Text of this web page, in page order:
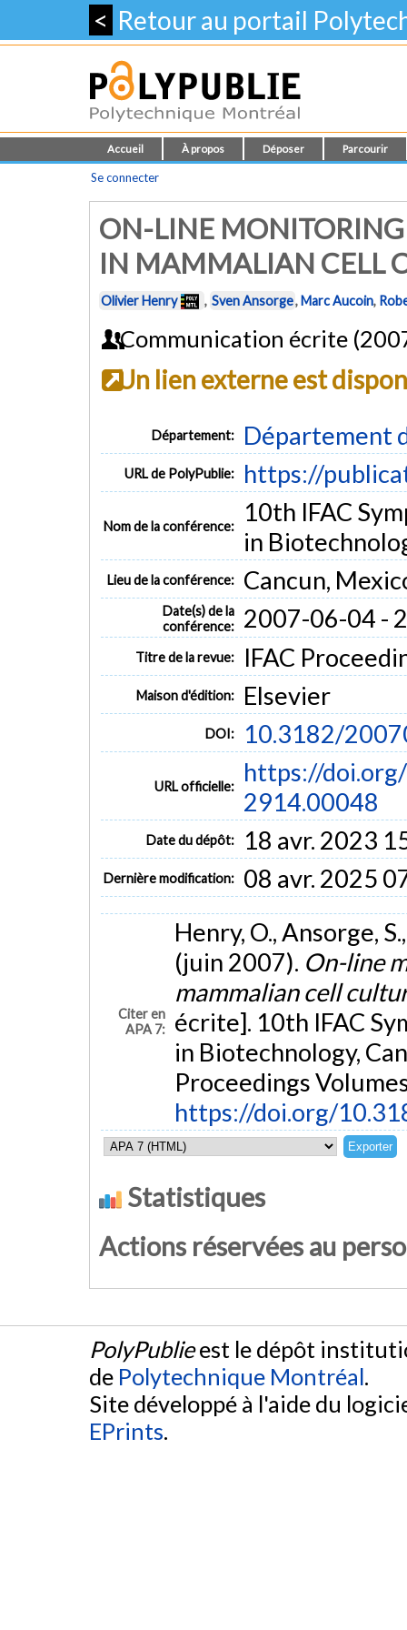
< Retour au portail
Accueil À propos Déposer Parcourir
Se connecter
ON-LINE MONITORING
IN MAMMALIAN CELL
Olivier Henry , Sven Ansorge,Marc Aucoin,
Communication écrite
Un lien externe est
Département: Département
URL de PolyPublie: https://
Nom de la conférence:
10th IFAC
in
Lieu de la conférence: Cancun,
Date(s) de la
conférence:
2007-06-04 -
Titre de la revue: IFAC
Maison d'édition: Elsevier
DOI: 10.3182/
URL officielle:
https://
2914.00048
Date du dépôt: 18 avr. 2023
Dernière modification: 08 avr. 2025
Citer en
APA 7:
Henry, O., Ansorge,
(juin 2007). On-line
mammalian cell
écrite]. 10th IFAC
in Biotechnology,
Proceedings
https://doi.org/
Statistiques
Actions réservées au
PolyPublieest le dépôt
de Polytechnique Montréal.
Site développé à l'aide du
EPrints.